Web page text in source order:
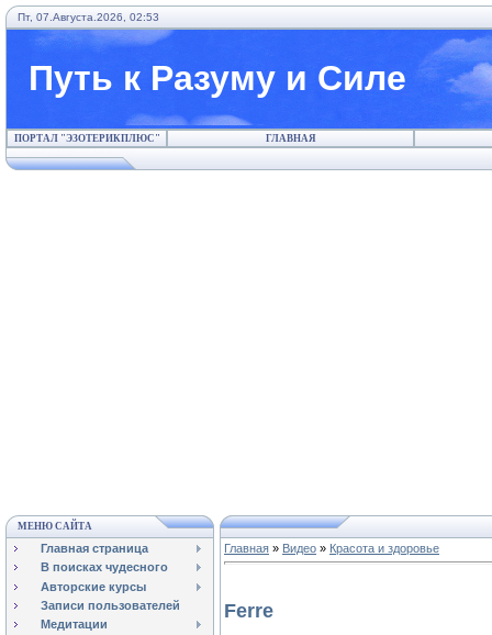
Пт, 07.Августа.2026, 02:53
Путь к Разуму и Силе
ПОРТАЛ "ЭЗОТЕРИКПЛЮС" ГЛАВНАЯ
МЕНЮ САЙТА
Главная страница
В поисках чудесного
Авторские курсы
Записи пользователей
Медитации
Главная » Видео » Красота и здоровье
Ferre